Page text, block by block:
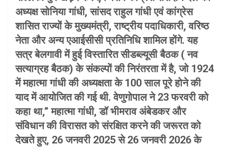
अध्यक्ष सोनिया गांधी, सांसद राहुल गांधी एवं कांग्रेस
शासित राज्यों के मुख्यमंत्री, राष्ट्रीय पदाधिकारी, वरिष्ठ
नेता और अन्य एआईसीसी प्रतिनिधि शामिल होंगे. यह
सत्र बेलगावी में हुई विस्तारित सीडब्ल्यूसी बैठक ( नव
सत्याग्रह बैठक) के संकल्पों की निरंतरता में है, जो 1924
में महात्मा गांधी की अध्यक्षता के 100 साल पूरे होने की
याद में आयोजित की गई थी. वेणुगोपाल ने 23 फरवरी को
कहा था,” महात्मा गांधी, डॉ भीमराव अंबेडकर और
संविधान की विरासत को संरक्षित करने की जरूरत को
देखते हुए, 26 जनवरी 2025 से 26 जनवरी 2026 के